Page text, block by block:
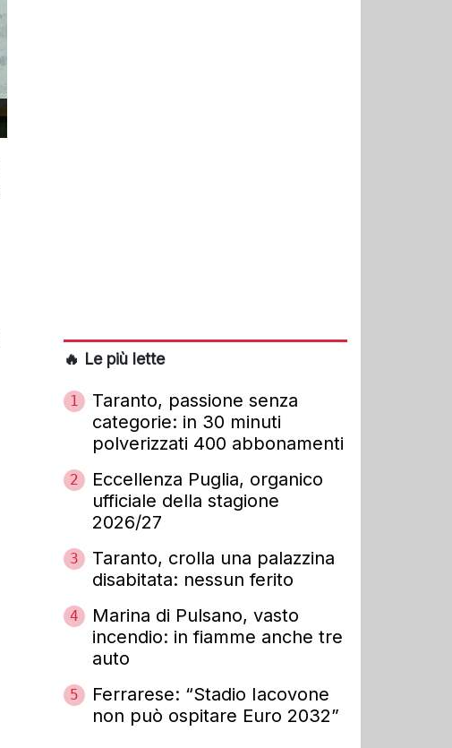
🔥 Le più lette
1
Taranto, passione senza
categorie: in 30 minuti
polverizzati 400 abbonamenti
2
Eccellenza Puglia, organico
ufficiale della stagione
2026/27
3
Taranto, crolla una palazzina
disabitata: nessun ferito
4
Marina di Pulsano, vasto
incendio: in fiamme anche tre
auto
5
Ferrarese: “Stadio Iacovone
non può ospitare Euro 2032”